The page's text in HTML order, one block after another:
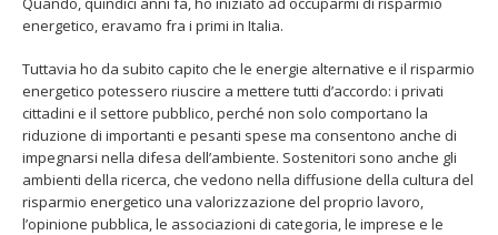
energetico, eravamo fra i primi in Italia.
Tuttavia ho da subito capito che le energie alternative e il risparmio
energetico potessero riuscire a mettere tutti d’accordo: i privati
cittadini e il settore pubblico, perché non solo comportano la
riduzione di importanti e pesanti spese ma consentono anche di
impegnarsi nella difesa dell’ambiente. Sostenitori sono anche gli
ambienti della ricerca, che vedono nella diffusione della cultura del
risparmio energetico una valorizzazione del proprio lavoro,
l’opinione pubblica, le associazioni di categoria, le imprese e le